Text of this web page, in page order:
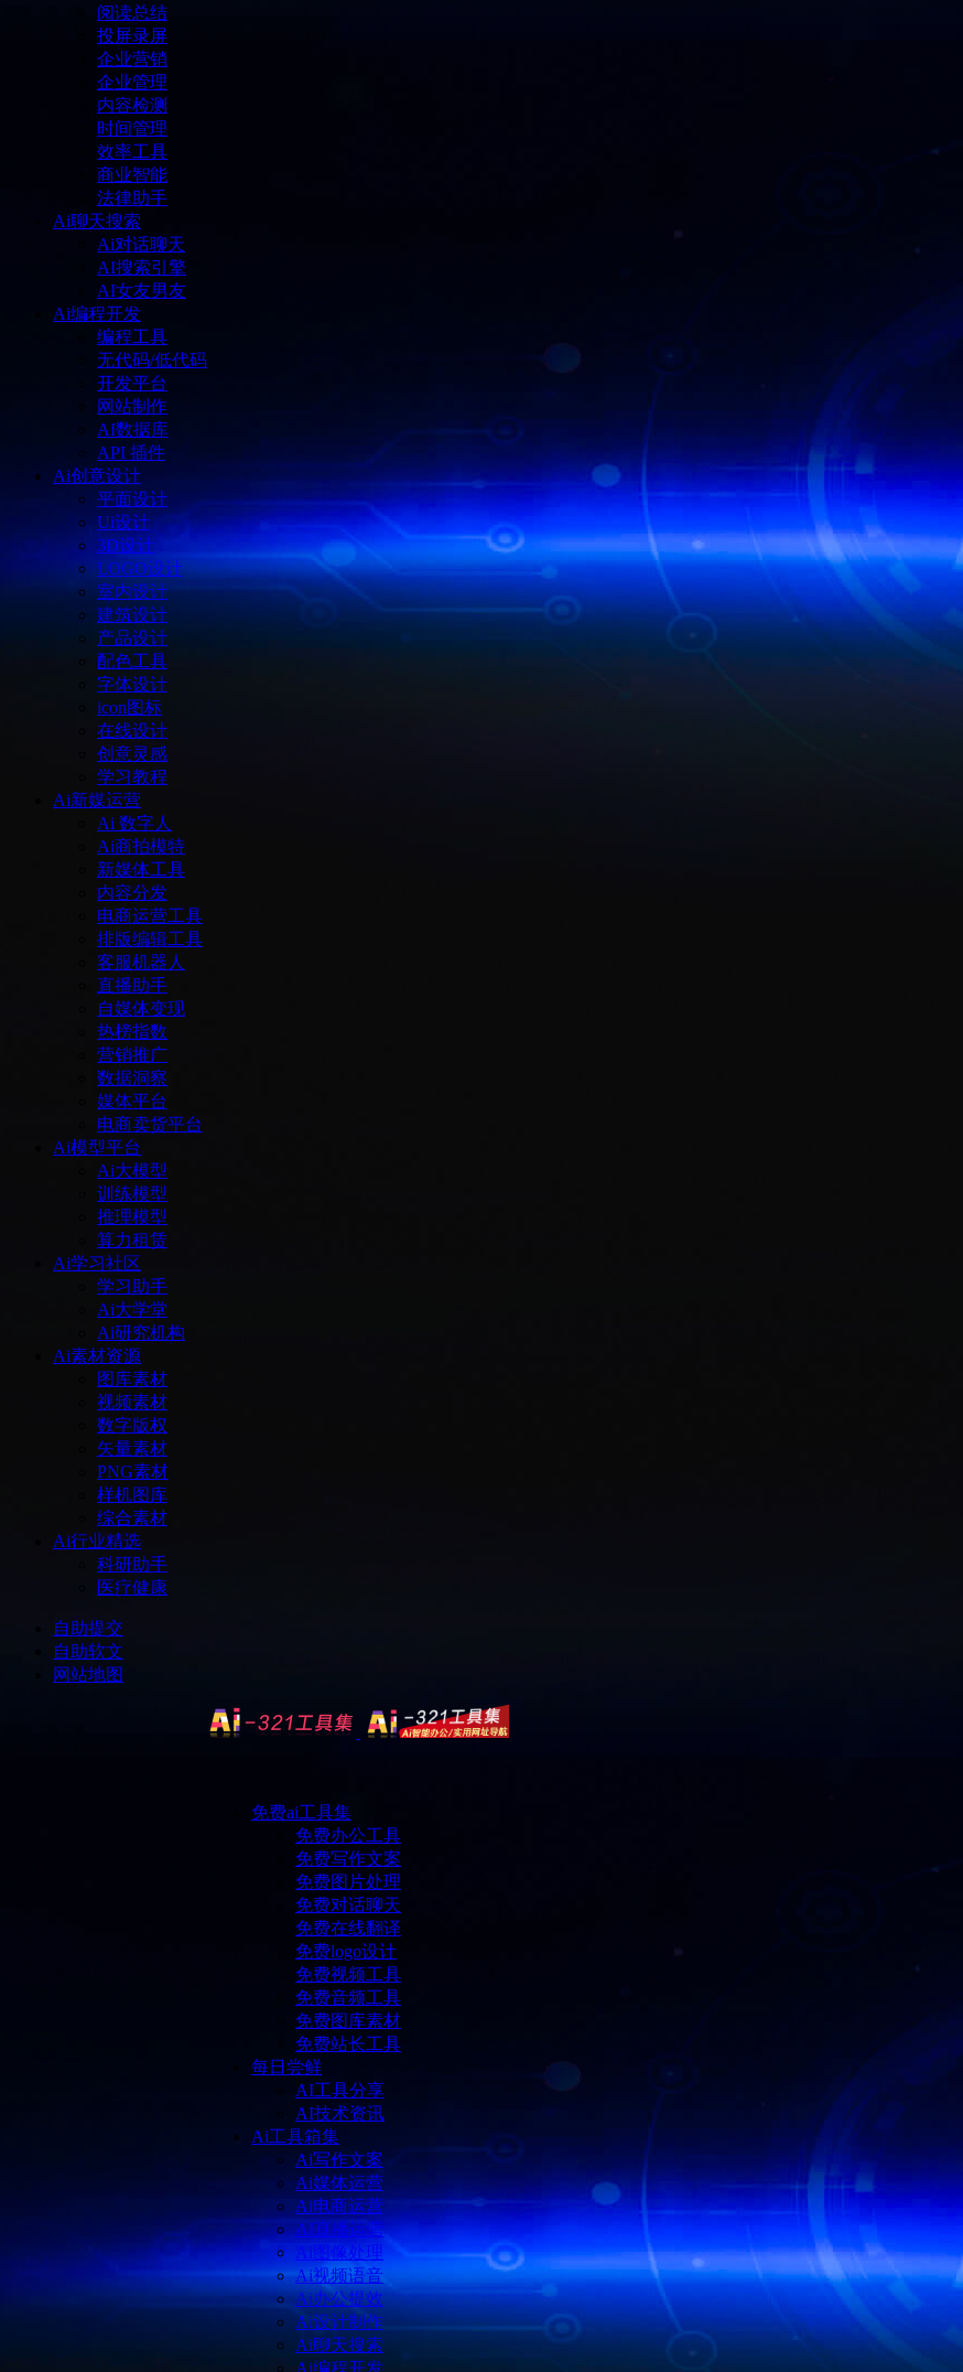
阅读总结
投屏录屏
企业营销
企业管理
内容检测
时间管理
效率工具
商业智能
法律助手
Ai聊天搜索
Ai对话聊天
AI搜索引擎
AI女友男友
Ai编程开发
编程工具
无代码/低代码
开发平台
网站制作
AI数据库
API 插件
Ai创意设计
平面设计
Ui设计
3D设计
LOGO设计
室内设计
建筑设计
产品设计
配色工具
字体设计
icon图标
在线设计
创意灵感
学习教程
Ai新媒运营
Ai 数字人
Ai商拍模特
新媒体工具
内容分发
电商运营工具
排版编辑工具
客服机器人
直播助手
自媒体变现
热榜指数
营销推广
数据洞察
媒体平台
电商卖货平台
Ai模型平台
Ai大模型
训练模型
推理模型
算力租赁
Ai学习社区
学习助手
Ai大学堂
Ai研究机构
Ai素材资源
图库素材
视频素材
数字版权
矢量素材
PNG素材
样机图库
综合素材
Ai行业精选
科研助手
医疗健康
自助提交
自助软文
网站地图
免费ai工具集
免费办公工具
免费写作文案
免费图片处理
免费对话聊天
免费在线翻译
免费logo设计
免费视频工具
免费音频工具
免费图库素材
免费站长工具
每日尝鲜
AI工具分享
AI技术资讯
Ai工具箱集
Ai写作文案
Ai媒体运营
Ai电商运营
AI直播运营
Ai图像处理
Ai视频语音
Ai办公提效
Ai设计制作
Ai聊天搜索
Ai编程开发